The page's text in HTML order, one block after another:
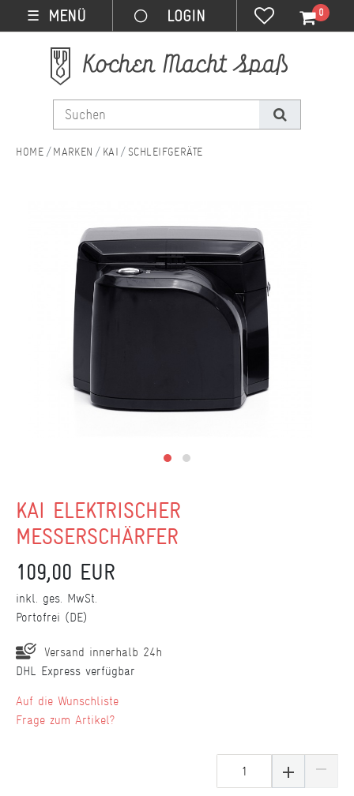
☰ MENÜ 0
MARKEN KAI SCHLEIFGERÄTE
KAI ELEKTRISCHER
MESSERSCHÄRFER
109,00 EUR
inkl. ges. MwSt.
Portofrei (DE)
Versand innerhalb 24h
DHL Express verfügbar
Wunschliste
Frage zum Artikel?